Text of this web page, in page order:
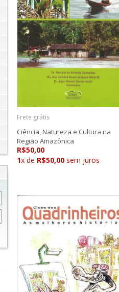
Frete grátis
Ciência, Natureza e Cultura na
Região Amazônica
R$50,00
1x de R$50,00 sem juros